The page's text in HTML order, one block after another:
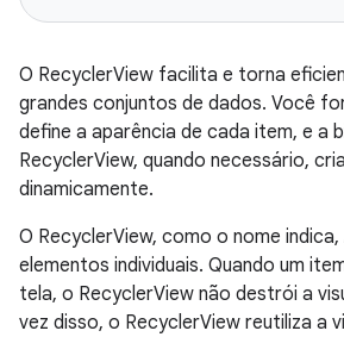
O RecyclerView facilita e torna
grandes conjuntos de dados. Você
define a aparência de cada item, e a
RecyclerView, quando necessário,
dinamicamente.
O RecyclerView, como o nome indica,
elementos individuais. Quando um
tela, o RecyclerView não destrói a
vez disso, o RecyclerView reutiliza a